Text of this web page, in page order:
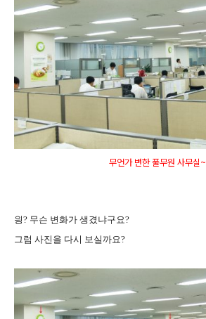
무언가 변한 풀무원 사무실~
읭? 무슨 변화가 생겼냐구요?
그럼 사진을 다시 보실까요?